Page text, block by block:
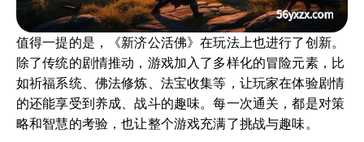
值得一提的是，《新济公活佛》在玩法上也进行了创新。
除了传统的剧情推动，游戏加入了多样化的冒险元素，比
如祈福系统、佛法修炼、法宝收集等，让玩家在体验剧情
的还能享受到养成、战斗的趣味。每一次通关，都是对策
略和智慧的考验，也让整个游戏充满了挑战与趣味。